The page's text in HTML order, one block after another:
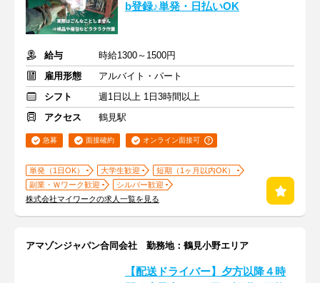
b登録♪単発・日払いOK
給与
時給1300～1500円
雇用形態
アルバイト・パート
シフト
週1日以上 1日3時間以上
アクセス
鶴見駅
急募 面接確約 オンライン面接可
単発（1日OK） 大学生歓迎
短期（1ヶ月以内OK）
副業・Ｗワーク歓迎
シルバー歓迎
株式会社マイワークの求人一覧を見る
アマゾンジャパン合同会社 勤務地：鶴見小野エリア
【配送ドライバー】夕方以降４時